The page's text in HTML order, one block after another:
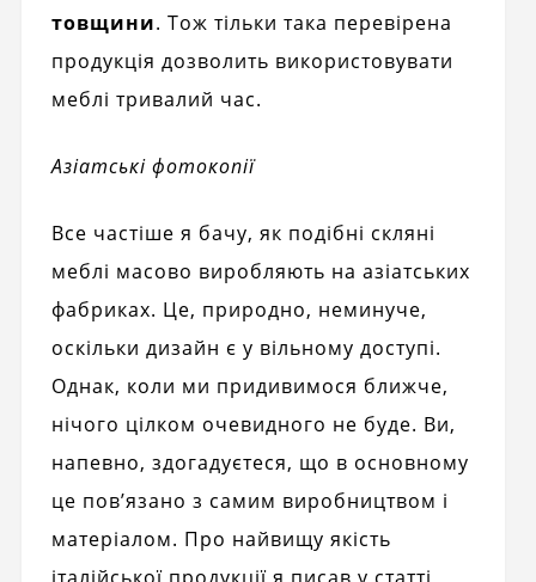
товщини. Тож тільки така перевірена
продукція дозволить використовувати
меблі тривалий час.
Азіатські фотокопії
Все частіше я бачу, як подібні скляні
меблі масово виробляють на азіатських
фабриках. Це, природно, неминуче,
оскільки дизайн є у вільному доступі.
Однак, коли ми придивимося ближче,
нічого цілком очевидного не буде. Ви,
напевно, здогадуєтеся, що в основному
це пов’язано з самим виробництвом і
матеріалом. Про найвищу якість